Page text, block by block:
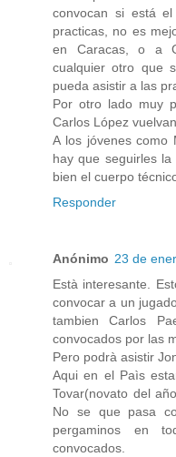
convocan si está
practicas, no es
en Caracas, o a
cualquier otro que
pueda asistir a las
Por otro lado muy
Carlos López
A los jóvenes como
hay que seguirles
bien el cuerpo
Responder
Anónimo 23 de
Està interesante.
convocar a un
tambien Carlos
convocados por las
Pero podrà asistir
Aqui en el Paìs
Tovar(novato del
No se que pasa
pergaminos en
convocados.